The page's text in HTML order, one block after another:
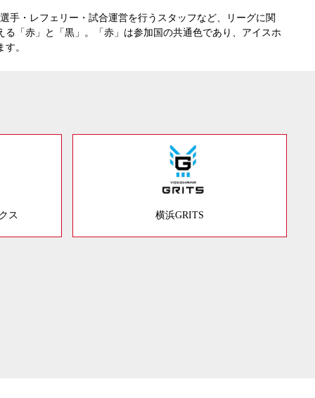
手・レフェリー・試合運営を行うスタッフなど、リーグに関
「赤」と「黒」。「赤」は参加国の共通色であり、アイスホ
。
ス 横浜GRITS